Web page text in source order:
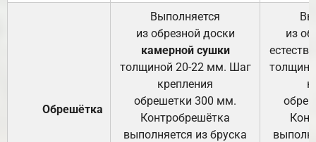
Обрешётка
Выполняется
из обрезной доски
камерной сушки
толщиной 20-22 мм. Шаг
крепления
обрешетки 300 мм.
Контробрешётка
выполняется из бруска
из